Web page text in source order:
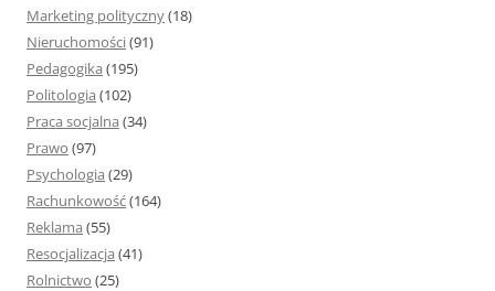
Marketing polityczny(18)
Nieruchomości(91)
Pedagogika (195)
Politologia (102)
Praca socjalna (34)
Prawo (97)
Psychologia (29)
Rachunkowość(164)
Reklama (55)
Resocjalizacja (41)
Rolnictwo (25)